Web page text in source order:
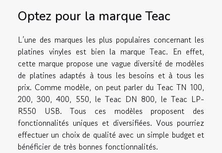
Optez pour la marque Teac
L’une des marques les plus populaires concernant les
platines vinyles est bien la marque Teac. En effet,
cette marque propose une vague diversité de modèles
de platines adaptés à tous les besoins et à tous les
prix. Comme modèle, on peut parler du Teac TN 100,
200, 300, 400, 550, le Teac DN 800, le Teac LP-
R550 USB. Tous ces modèles proposent des
fonctionnalités uniques et diversifiées. Vous pourriez
effectuer un choix de qualité avec un simple budget et
bénéficier de très bonnes fonctionnalités.